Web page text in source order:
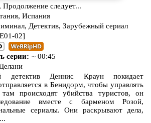
Продолжение следует...
Испания
Детектив, Зарубежный сериал
02]
серии: ~ 00:45
детектив Деннис Краун покидает
в Бенидорм, чтобы управлять
происходят убийства туристов, он
вместе с барменом Розой,
сериалы. Они раскрывают дела,